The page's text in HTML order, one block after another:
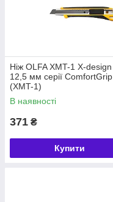
Ніж OLFA XMT-1 X-design
12,5 мм серії ComfortGrip
(XMT-1)
В наявності
371 ₴
Купити